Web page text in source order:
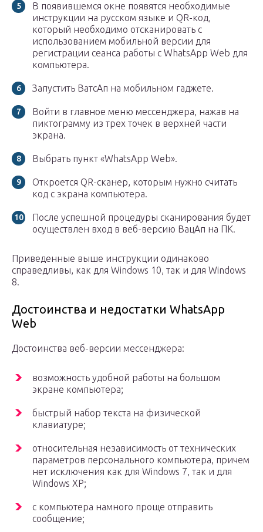
В появившемся окне появятся необходимые
инструкции на русском языке и QR-код,
который необходимо отсканировать с
использованием мобильной версии для
регистрации сеанса работы с WhatsApp Web для
компьютера.
Запустить ВатсАп на мобильном гаджете.
Войти в главное меню мессенджера, нажав на
пиктограмму из трех точек в верхней части
экрана.
Выбрать пункт «WhatsApp Web».
Откроется QR-сканер, которым нужно считать
код с экрана компьютера.
После успешной процедуры сканирования будет
осуществлен вход в веб-версию ВацАп на ПК.
Приведенные выше инструкции одинаково
справедливы, как для Windows 10, так и для Windows
8.
Достоинства и недостатки WhatsApp
Web
Достоинства веб-версии мессенджера:
возможность удобной работы на большом
экране компьютера;
быстрый набор текста на физической
клавиатуре;
относительная независимость от технических
параметров персонального компьютера, причем
нет исключения как для Windows 7, так и для
Windows XP;
с компьютера намного проще отправить
сообщение;